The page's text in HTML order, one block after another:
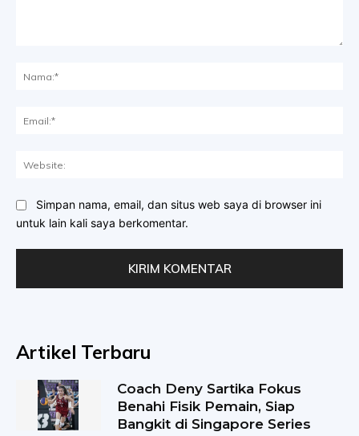
Simpan nama, email, dan situs web saya di browser ini
untuk lain kali saya berkomentar.
Artikel Terbaru
Coach Deny Sartika Fokus
Benahi Fisik Pemain, Siap
Bangkit di Singapore Series